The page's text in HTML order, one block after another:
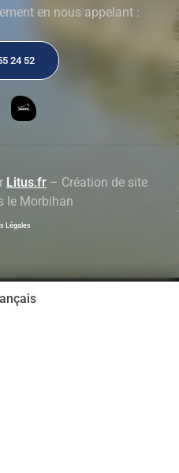
en nous appelant :
24 52
Litus.fr – Création de site
le Morbihan
Légales